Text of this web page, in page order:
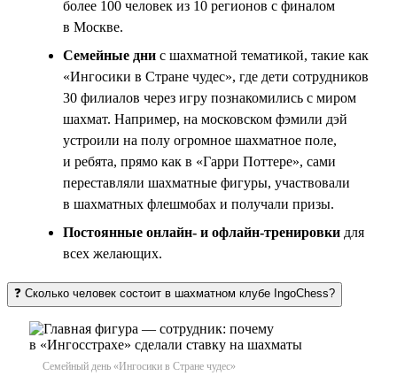
более 100 человек из 10 регионов с финалом
в Москве.
Семейные дни с шахматной тематикой, такие как
«Ингосики в Стране чудес», где дети сотрудников
30 филиалов через игру познакомились с миром
шахмат. Например, на московском фэмили дэй
устроили на полу огромное шахматное поле,
и ребята, прямо как в «Гарри Поттере», сами
переставляли шахматные фигуры, участвовали
в шахматных флешмобах и получали призы.
Постоянные онлайн- и офлайн-тренировки для
всех желающих.
❓ Сколько человек состоит в шахматном клубе IngoChess?
Семейный день «Ингосики в Стране чудес»